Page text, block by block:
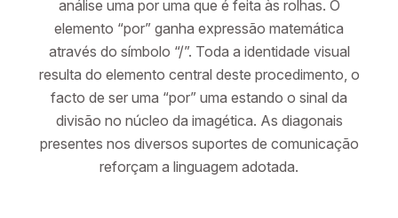
análise uma por uma que é feita às rolhas. O
elemento “por” ganha expressão matemática
através do símbolo “/”. Toda a identidade visual
resulta do elemento central deste procedimento, o
facto de ser uma “por” uma estando o sinal da
divisão no núcleo da imagética. As diagonais
presentes nos diversos suportes de comunicação
reforçam a linguagem adotada.